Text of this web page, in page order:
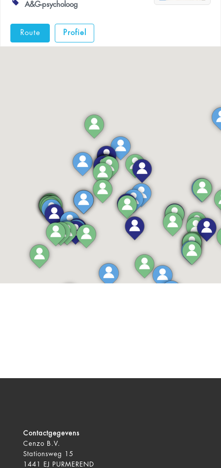
A&G-psycholoog
Route Profiel
Ingeborg Schultze
Van Boetzelaerlaan 136
DEN HAAG, 2581 AX
GZ-psycholoog
Profiel
Ardita Tasellari
Nieuwezijds Voorburgwal 104-108
Route
Contactgegevens
Cenzo B.V.
Stationsweg 15
1441 EJ PURMEREND